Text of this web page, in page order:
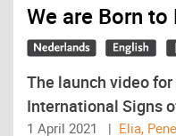
We are Born to
The launch video
International Signs
1 April 2021 | Elia,